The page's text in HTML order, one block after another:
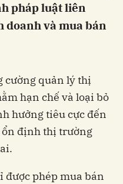
pháp luật liên
doanh và mua bán
cường quản lý thị
hạn chế và loại bỏ
hưởng tiêu cực đến
ổn định thị trường
được phép mua bán